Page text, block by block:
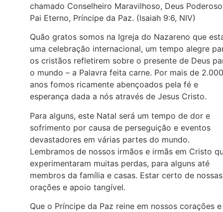
chamado Conselheiro Maravilhoso, Deus
Pai Eterno, Príncipe da Paz. (Isaiah 9:6, NIV)
Quão gratos somos na Igreja do Nazareno que
uma celebração internacional, um tempo alegre
os cristãos refletirem sobre o presente de Deus
o mundo – a Palavra feita carne. Por mais de 2.000
anos fomos ricamente abençoados pela fé e
esperança dada a nós através de Jesus Cristo.
Para alguns, este Natal será um tempo de dor e
sofrimento por causa de perseguição e eventos
devastadores em várias partes do mundo.
Lembramos de nossos irmãos e irmãs em Cristo
experimentaram muitas perdas, para alguns até
membros da família e casas. Estar certo de nossas
orações e apoio tangível.
Que o Príncipe da Paz reine em nossos corações e